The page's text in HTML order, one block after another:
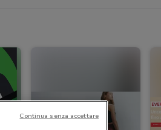
Continua senza accettare